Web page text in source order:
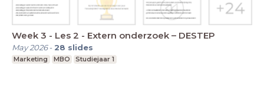
Week 3 - Les 2 - Extern onderzoek – DESTEP
May 2026- 28 slides
Marketing MBO Studiejaar 1